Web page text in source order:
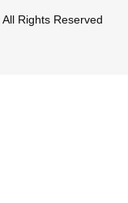
Rights Reserved